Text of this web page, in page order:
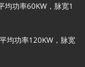
功率60KW，脉宽1
均功率120KW，脉宽